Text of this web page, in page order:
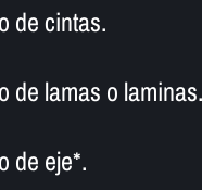
de cintas.
de lamas o laminas.
de eje*.